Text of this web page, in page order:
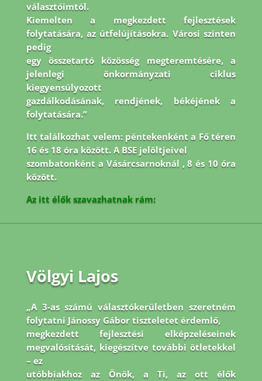
választóimtól.
Kiemelten a megkezdett fejlesztések
folytatására, az útfelújításokra. Városi szinten
pedig
egy összetartó közösség megteremtésére, a
jelenlegi önkormányzati ciklus
kiegyensúlyozott
gazdálkodásának, rendjének, békéjének a
folytatására.”
Itt találkozhat velem: péntekenként a Fő téren
16 és 18 óra között. A BSE jelöltjeivel
szombatonként a Vásárcsarnoknál , 8 és 10 óra
között.
Az itt élők szavazhatnak rám:
Völgyi Lajos
„A 3-as számú választókerületben szeretném
folytatni Jánossy Gábor tiszteletet érdemlő,
megkezdett fejlesztési elképzeléseinek
megvalósítását, kiegészítve további ötletekkel
– ez
utóbbiakhoz az Önök, a Ti, az ott élők